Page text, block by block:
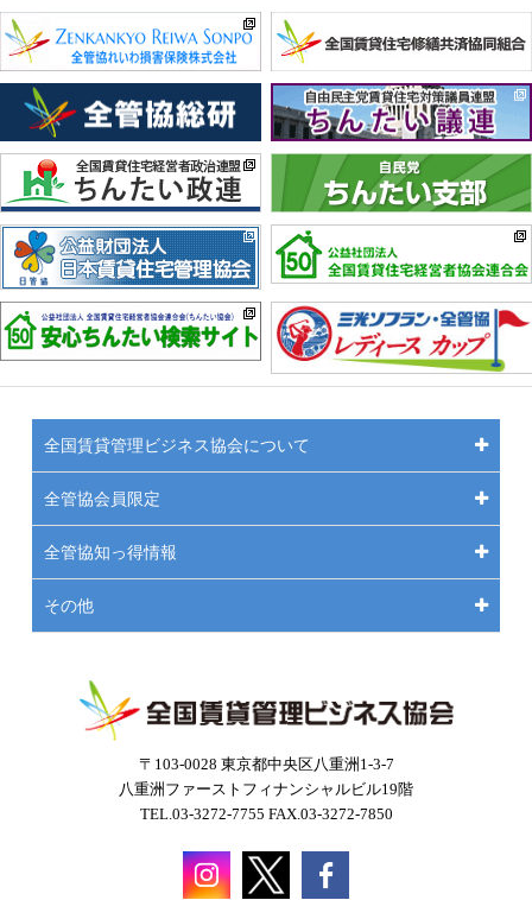
〒103-0028 東京都中央区八重洲1-3-7
八重洲ファーストフィナンシャルビル19階
TEL.03-3272-7755 FAX.03-3272-7850
全国賃貸管理ビジネス協会について
全管協会員限定
全管協知っ得情報
その他